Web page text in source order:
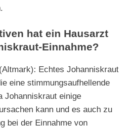
hat ein Hausarzt
Einnahme?
Echtes Johanniskraut
eine stimmungsaufhellende
Johanniskraut einige
kann und es auch zu
bei der Einnahme von